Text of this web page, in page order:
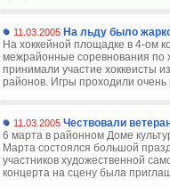
11.03.2005 На льду было
На хоккейной площадке в 4-ом
межрайонные соревнования по
принимали участие хоккеисты
районов. Игры проходили
11.03.2005 Чествовали
6 марта в районном Доме
Марта состоялся большой
участников художественной
концерта на сцену была